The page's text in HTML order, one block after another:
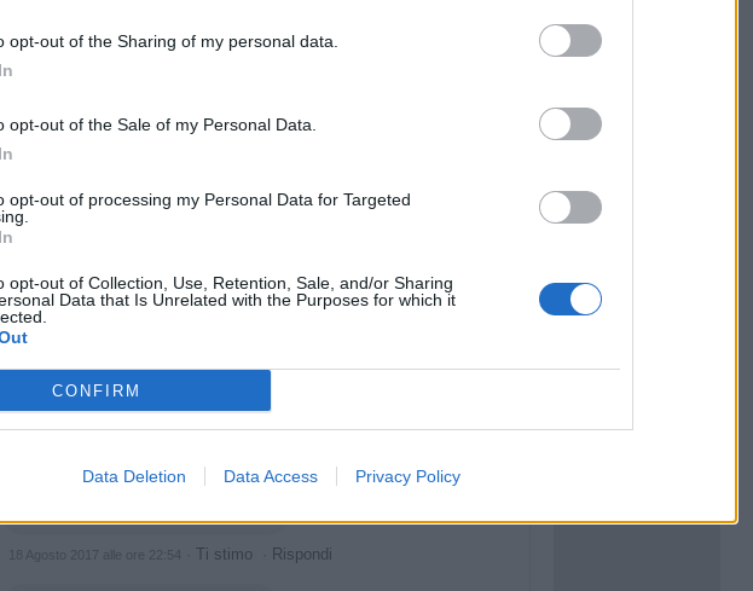
opt-out of the Sharing of my personal data.
opt-out of the Sale of my Personal Data.
opt-out of processing my Personal Data for Targeted
opt-out of Collection, Use, Retention, Sale, and/or Sharing
Data that Is Unrelated with the Purposes for which it
CONFIRM
Data Deletion Data Access Privacy Policy
18 Agosto 2017 alle ore 20:21·Ti stimo· Rispondi
4
18 Agosto 2017 alle ore 20:22
Gas75 :yasuma se hai dolore si scrive "ahi piedi" non "hai
piedi".
...... Adrodite, questa poesia di Rumi è STUPENDA.
1
18 Agosto 2017 alle ore 22:54 Ti stimo Rispondi